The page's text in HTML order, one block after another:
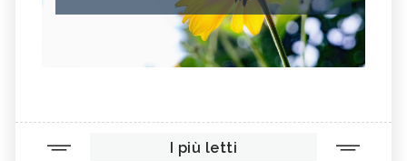
I più letti